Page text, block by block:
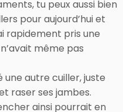
tu peux aussi bien
pour aujourd’hui et
rapidement pris une
même pas
une autre cuiller, juste
raser ses jambes.
ainsi pourrait en